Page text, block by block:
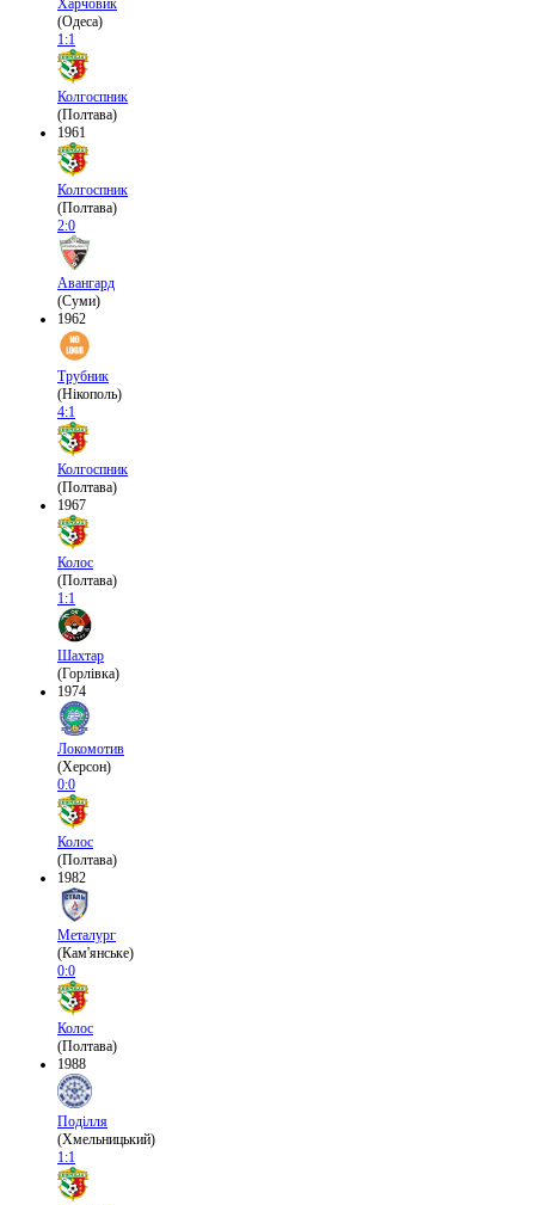
Харчовик
(Одеса)
1:1
Колгоспник
(Полтава)
1961
Колгоспник
(Полтава)
2:0
Авангард
(Суми)
1962
Трубник
(Нікополь)
4:1
Колгоспник
(Полтава)
1967
Колос
(Полтава)
1:1
Шахтар
(Горлівка)
1974
Локомотив
(Херсон)
0:0
Колос
(Полтава)
1982
Металург
(Кам'янське)
0:0
Колос
(Полтава)
1988
Поділля
(Хмельницький)
1:1